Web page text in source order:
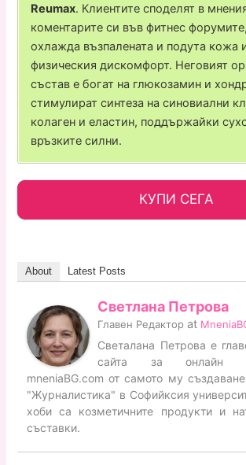
Reumax. Клиентите споделят в
коментарите си във фитнес
охлажда възпалената и подута кожа
физическия дискомфорт. Неговият
състав е богат на глюкозамин и
стимулират синтеза на синовиални
колаген и еластин, поддържайки
връзките силни.
КУПИ СЕГА
About Latest Posts
Светлана Петрова
Главен Редактор at
Светалана Петрова е
сайта за онлайн
mneniaBG.com от самото му
"Журналистика" в Софийксия
хоби са козметичните продукти и
съставки.